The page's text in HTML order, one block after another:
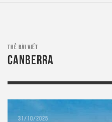
THẺ BÀI VIẾT
CANBERRA
31/10/2025